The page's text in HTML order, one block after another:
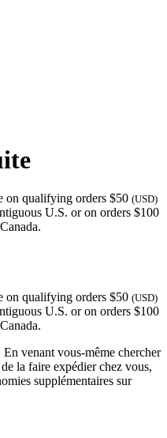
on qualifying orders $50 (USD)
U.S. or on orders $100
on qualifying orders $50 (USD)
U.S. or on orders $100
En venant vous-même chercher
la faire expédier chez vous,
supplémentaires sur